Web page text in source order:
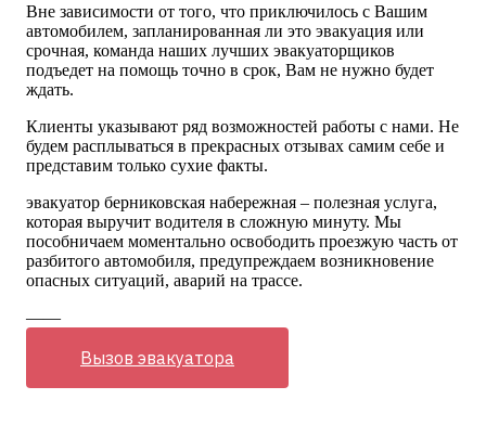
Вне зависимости от того, что приключилось с Вашим
автомобилем, запланированная ли это эвакуация или
срочная, команда наших лучших эвакуаторщиков
подъедет на помощь точно в срок, Вам не нужно будет
ждать.
Клиенты указывают ряд возможностей работы с нами. Не
будем расплываться в прекрасных отзывах самим себе и
представим только сухие факты.
эвакуатор берниковская набережная – полезная услуга,
которая выручит водителя в сложную минуту. Мы
пособничаем моментально освободить проезжую часть от
разбитого автомобиля, предупреждаем возникновение
опасных ситуаций, аварий на трассе.
——
Вызов эвакуатора